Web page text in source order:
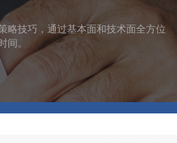
略技巧，通过基本面和技术面全方位
间。